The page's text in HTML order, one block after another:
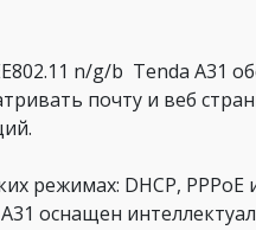
n/g/b Tenda A31
почту и веб
режимах: DHCP,
оснащен